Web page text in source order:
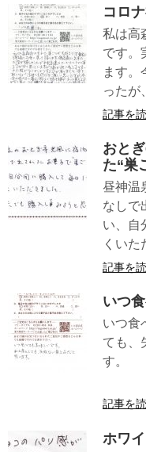
コロ
私は高
です。
ます。
ったが
記事を
おと
た“巣
昼神温
なしで
い、自
くいた
記事を
いつ
いつ食
ても、
（
記事を
ホワ